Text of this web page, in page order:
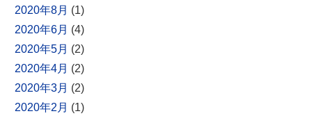
2020年8月 (1)
2020年6月 (4)
2020年5月 (2)
2020年4月 (2)
2020年3月 (2)
2020年2月 (1)